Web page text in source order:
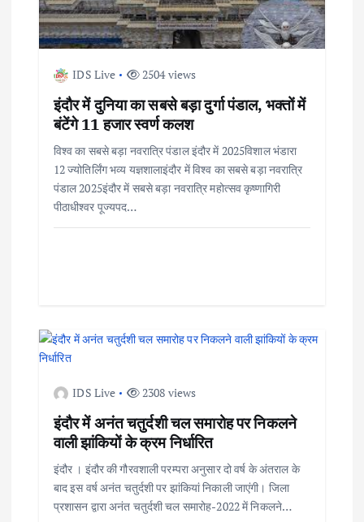
g
IDS Live 2504 views
इंदौर में दुनिया का सबसे बड़ा दुर्गा पंडाल, भक्तों में
बंटेंगे 11 हजार स्वर्ण कलश
विश्व का सबसे बड़ा नवरात्रि पंडाल इंदौर में 2025विशाल भंडारा
12 ज्योतिर्लिंग भव्य यज्ञशालाइंदौर में विश्व का सबसे बड़ा नवरात्रि
पंडाल 2025इंदौर में सबसे बड़ा नवरात्रि महोत्सव कृष्णागिरी
पीठाधीश्वर पूज्यपद…
IDS Live 2308 views
इंदौर में अनंत चतुर्दशी चल समारोह पर निकलने
वाली झांकियों के क्रम निर्धारित
इंदौर । इंदौर की गौरवशाली परम्परा अनुसार दो वर्ष के अंतराल के
बाद इस वर्ष अनंत चतुर्दशी पर झांकियां निकाली जाएंगी। जिला
प्रशासन द्वारा अनंत चतुर्दशी चल समारोह-2022 में निकलने…